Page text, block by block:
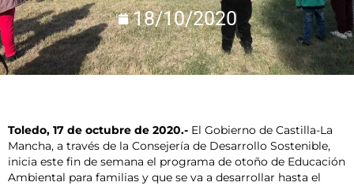
18/10/2020
Toledo, 17 de octubre de 2020.- El Gobierno de Castilla-La
Mancha, a través de la Consejería de Desarrollo Sostenible,
inicia este fin de semana el programa de otoño de Educación
Ambiental para familias y que se va a desarrollar hasta el